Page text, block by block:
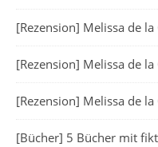
[Rezension] Melissa de
[Rezension] Melissa de
[Rezension] Melissa de
[Bücher] 5 Bücher mit